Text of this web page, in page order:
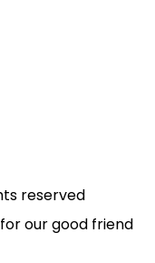
reserved
our good friend